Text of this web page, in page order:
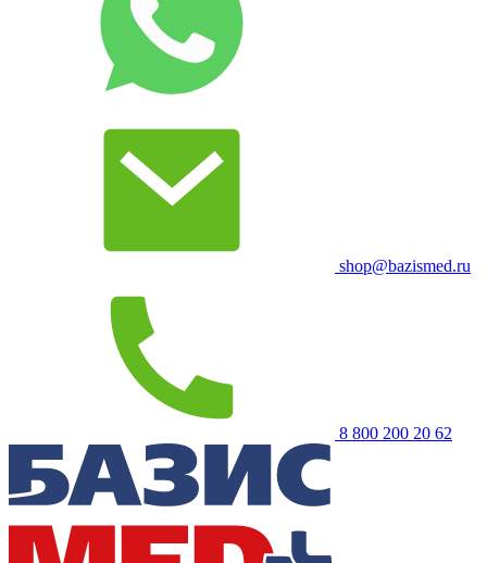
shop@bazismed.ru
8 800 200 20 62